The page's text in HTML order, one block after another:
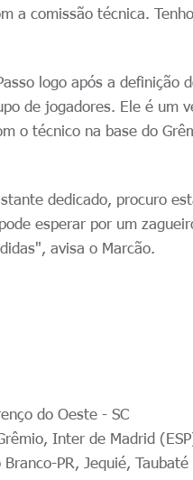
a comissão técnica.
logo após a definição
de jogadores. Ele é um
o técnico na base do
dedicado, procuro
esperar por um
avisa o Marcão.
do Oeste - SC
Inter de Madrid
Branco-PR, Jequié, Taubaté